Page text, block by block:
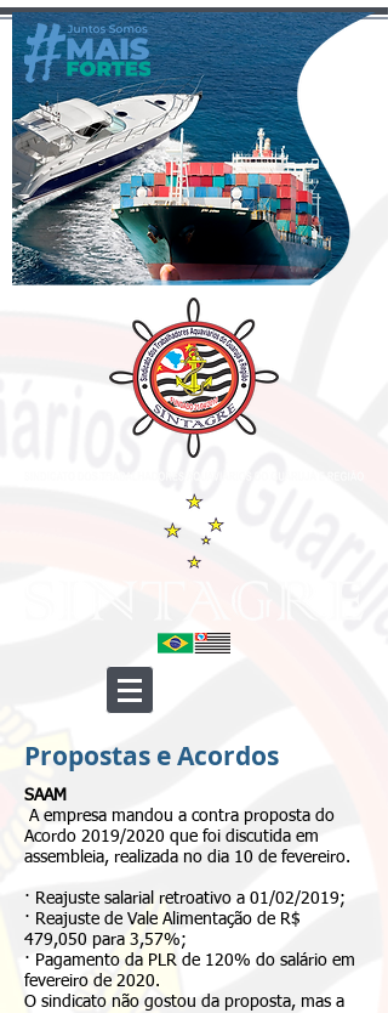
Propostas e Acordos
SAAM
A empresa mandou a contra proposta do
Acordo 2019/2020 que foi discutida em
assembleia, realizada no dia 10 de fevereiro.
· Reajuste salarial retroativo a 01/02/2019;
· Reajuste de Vale Alimentação de R$
479,050 para 3,57%;
· Pagamento da PLR de 120% do salário em
fevereiro de 2020.
O sindicato não gostou da proposta, mas a